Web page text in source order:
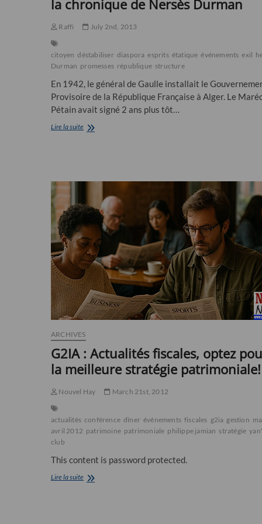
la chronique de Nersès Durman
Raffi July 2nd, 2013
citoyen déstabiliser diaspora esprits étatique événements exil
Durman promesses république structure
En 1942, le général de Gaulle installait le
Provisoire de la République Française à Alger. Le
Pétain avait signé 2 ans plus tôt…
Lire la suite“Une
chronique
de
Nersès
Durman
ARCHIVES
G2IA : Actualités fiscales, optez
la meilleure stratégie patrimoniale!
Nouvel Hay March 21st, 2012
actualités conférence dîner événements fiscales g2ia gestion
avril 2012 patrimoine patrimoniale philippe jamian stratégie
club
This content is password protected.
Lire la suiteG2IA